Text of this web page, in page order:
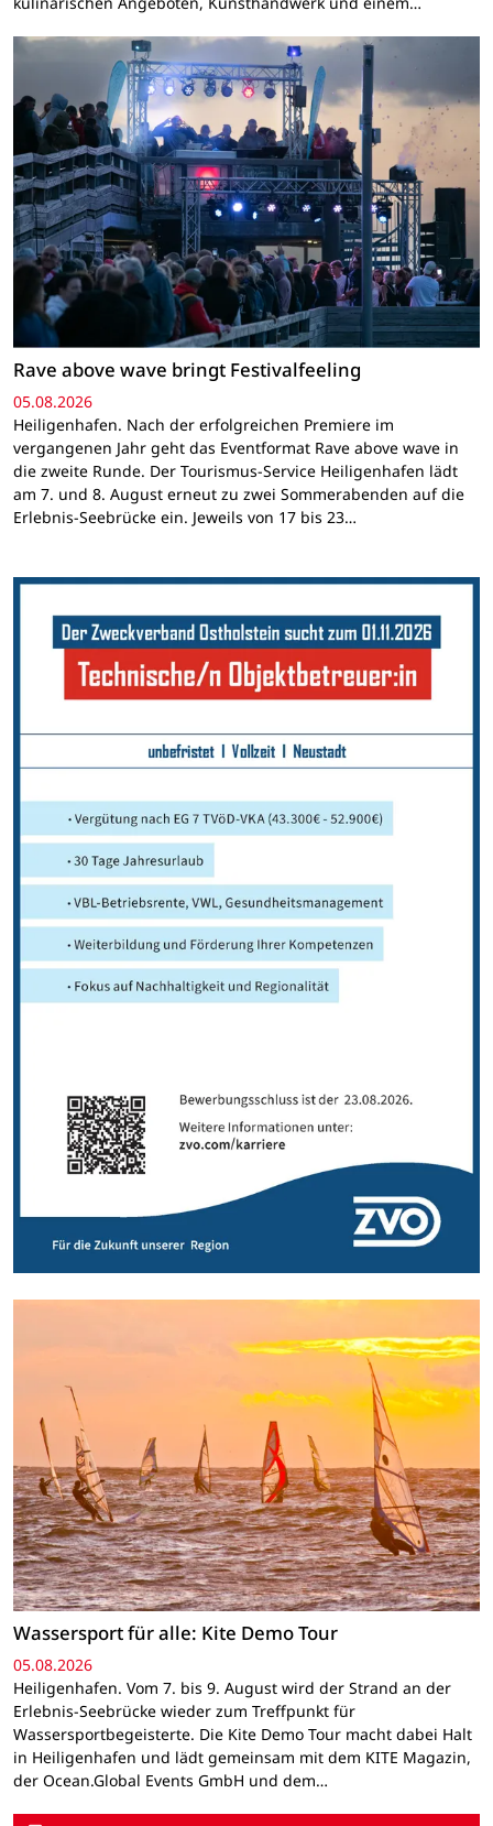
Rave above wave bringt Festivalfeeling
05.08.2026
Heiligenhafen. Nach der erfolgreichen Premiere im
vergangenen Jahr geht das Eventformat Rave above wave in
die zweite Runde. Der Tourismus-Service Heiligenhafen lädt
am 7. und 8. August erneut zu zwei Sommerabenden auf die
Erlebnis-Seebrücke ein. Jeweils von 17 bis 23…
Wassersport für alle: Kite Demo Tour
05.08.2026
Heiligenhafen. Vom 7. bis 9. August wird der Strand an der
Erlebnis-Seebrücke wieder zum Treffpunkt für
Wassersportbegeisterte. Die Kite Demo Tour macht dabei Halt
in Heiligenhafen und lädt gemeinsam mit dem KITE Magazin,
der Ocean.Global Events GmbH und dem…